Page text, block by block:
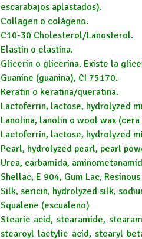
escarabajos aplastados).
Collagen o colágeno.
C10-30 Cholesterol/Lanosterol.
Elastin o elastina.
Glicerin o glicerina. Existe la
Guanine (guanina), CI 75170.
Keratin o keratina/queratina.
Lactoferrin, lactose, hydrolyzed
Lanolina, lanolin o wool wax
Lactoferrin, lactose, hydrolyzed
Pearl, hydrolyzed pearl, pearl
Urea, carbamida,
Shellac, E 904, Gum Lac,
Silk, sericin, hydrolyzed silk,
Squalene (escualeno)
Stearic acid, stearamide,
stearoyl lactylic acid, stearyl